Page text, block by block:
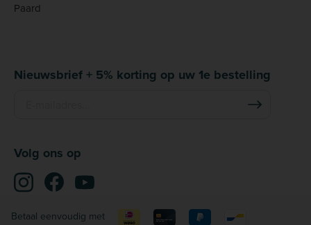
Paard
Nieuwsbrief + 5% korting op uw 1e bestelling
Volg ons op
Betaal eenvoudig met